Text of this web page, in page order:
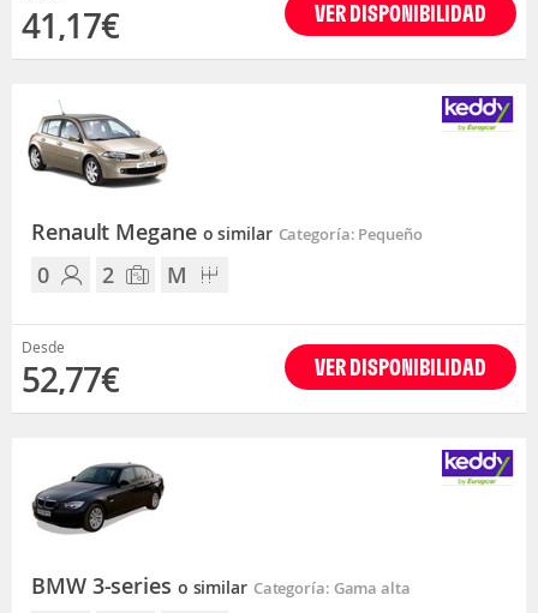
41,17€ VER DISPONIBILIDAD
Renault Megane o similar Categoría: Pequeño
0 2 M
Desde
52,77€ VER DISPONIBILIDAD
BMW 3-series o similar Categoría: Gama alta